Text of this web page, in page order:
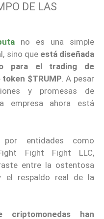
DE LAS
no es una simple
sino que está diseñada
para el trading de
$TRUMP. A pesar
y promesas de
empresa ahora está
por entidades como
Fight Fight LLC,
entre la ostentosa
el respaldo real de la
han